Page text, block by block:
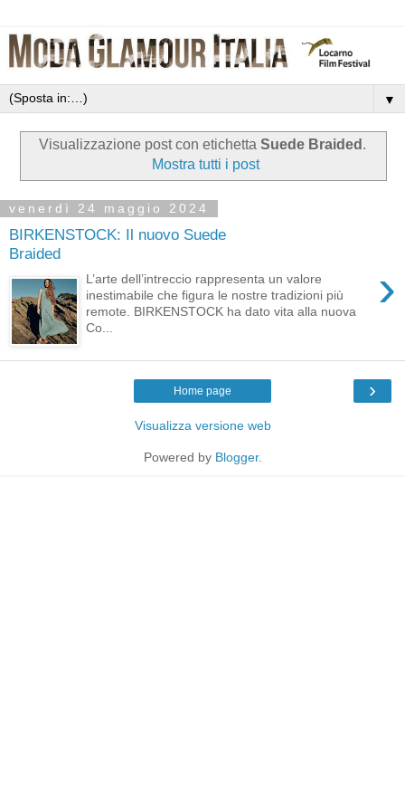
▼
Visualizzazione post con etichetta Suede Braided .
Mostra tutti i post
venerdì 24 maggio 2024
BIRKENSTOCK: Il nuovo Suede
Braided
›
L’arte dell’intreccio rappresenta un valore
inestimabile che figura le nostre tradizioni più
remote. BIRKENSTOCK ha dato vita alla nuova
Co...
›
Home page
Visualizza versione web
Powered by Blogger.